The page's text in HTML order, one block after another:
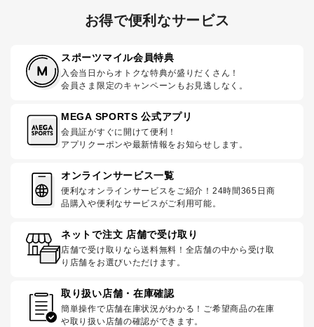
お得で便利なサービス
スポーツマイル会員特典
入会当日からオトクな特典が盛りだくさん！
会員さま限定のキャンペーンもお見逃しなく。
MEGA SPORTS 公式アプリ
会員証がすぐに開けて便利！
アプリクーポンや最新情報をお知らせします。
オンラインサービス一覧
便利なオンラインサービスをご紹介！24時間365日商
品購入や便利なサービスがご利用可能。
ネットで注文 店舗で受け取り
店舗で受け取りなら送料無料！全店舗の中から受け取
り店舗をお選びいただけます。
取り扱い店舗・在庫確認
簡単操作で店舗在庫状況がわかる！ご希望商品の在庫
や取り扱い店舗の確認ができます。